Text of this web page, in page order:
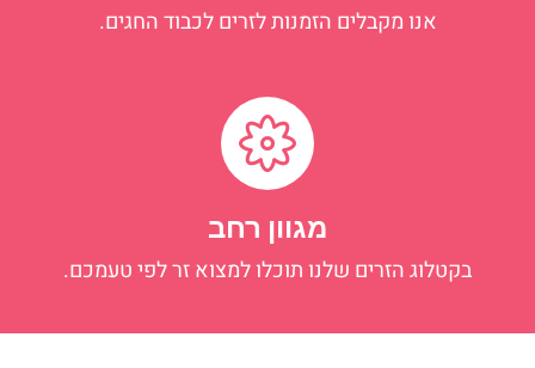
אנו מקבלים הזמנות לזרים לכבוד החגים.
מגוון רחב
בקטלוג הזרים שלנו תוכלו למצוא זר לפי טעמכם.